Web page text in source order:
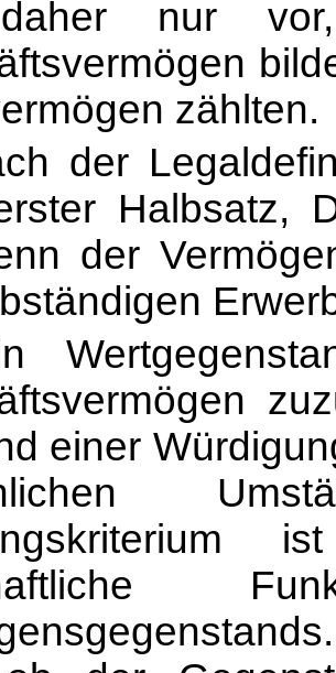
nur
zählten.
der
Halbsatz,
der
einer